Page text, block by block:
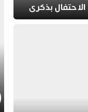
الاحتفال بذكرى